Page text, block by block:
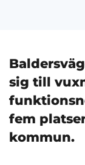
sig till
fem
kommun.